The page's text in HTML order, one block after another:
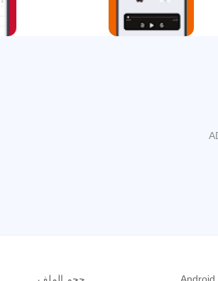
فأعلى)
الأساسي فأعلى)